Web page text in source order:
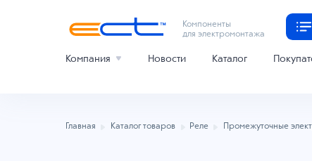
Компоненты
для электромонтажа
Компания Новости Каталог
Главная Каталог товаров Реле Промежуточные